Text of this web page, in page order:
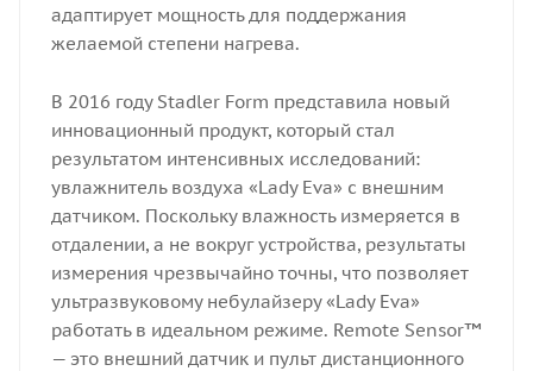
адаптирует мощность для поддержания
желаемой степени нагрева.
В 2016 году Stadler Form представила новый
инновационный продукт, который стал
результатом интенсивных исследований:
увлажнитель воздуха «Lady Eva» с внешним
датчиком. Поскольку влажность измеряется в
отдалении, а не вокруг устройства, результаты
измерения чрезвычайно точны, что позволяет
ультразвуковому небулайзеру «Lady Eva»
работать в идеальном режиме. Remote Sensor™
— это внешний датчик и пульт дистанционного